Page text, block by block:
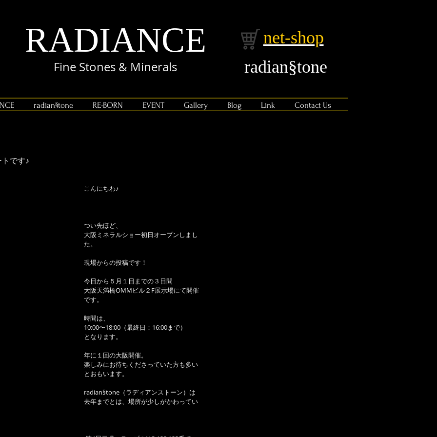
RADIANCE
Fine Stones & Minerals
radian§tone RE-BORN EVENT Gallery Blog Link Contact Us
radian§tone​
net-shop
です♪
こんにちわ♪
つい先ほど、
大阪ミネラルショー初日オープンしまし
た。
現場からの投稿です！
今日から５月１日までの３日間
大阪天満橋OMMビル２F展示場にて開催
です。
時間は、
10:00〜18:00（最終日：16:00まで）
となります。
年に１回の大阪開催。
楽しみにお待ちくださっていた方も多い
とおもいます。
radian§tone（ラディアンストーン）は
去年までとは、場所が少しがかわってい